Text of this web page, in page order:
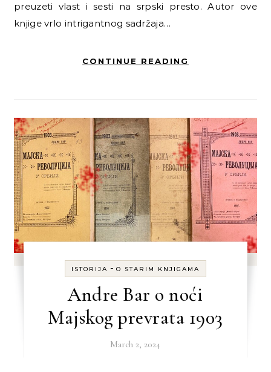
preuzeti vlast i sesti na srpski presto. Autor ove
knjige vrlo intrigantnog sadržaja…
CONTINUE READING
ISTORIJA - O STARIM KNJIGAMA
Andre Bar o noći
Majskog prevrata 1903
March 2, 2024